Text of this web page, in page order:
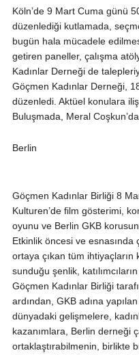
Köln’de 9 Mart Cuma günü
düzenlediği kutlamada,
bugün hala mücadele
getiren paneller, çalışma
Kadınlar Derneği de
Göçmen Kadınlar Derneği,
düzenledi. Aktüel konulara
Buluşmada, Meral Coşkun’da
Berlin
Göçmen Kadınlar Birliği 8
Kulturen’de film gösterimi,
oyunu ve Berlin GKB
Etkinlik öncesi ve esnasında
ortaya çıkan tüm ihtiyaçların
sunduğu şenlik,
Göçmen Kadınlar Birliği
ardından, GKB adına
dünyadaki gelişmelere,
kazanımlara, Berlin derneği
ortaklaştırabilmenin, birlikte